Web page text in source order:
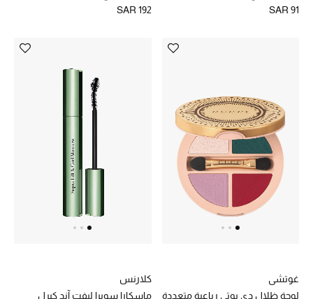
الأحذية
أحذية النسائية
تشكيلة الأحذية
الأحذية الرجالية
تشكيلة الأحذية
SAR 91
SAR 192
غوتشي
لوحة ظلال دي بوتي رباعية متعددة
كلارنس
ماسكارا سوبرا ليفت آند كيرل